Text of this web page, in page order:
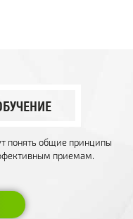
понять общие принципы
приемам.